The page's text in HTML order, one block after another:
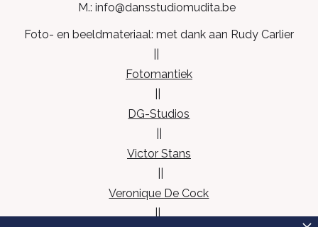
M.: info@dansstudiomudita.be
Foto- en beeldmateriaal: met dank aan Rudy Carlier
Fotomantiek
DG-Studios
Victor Stans
Veronique De Cock
||